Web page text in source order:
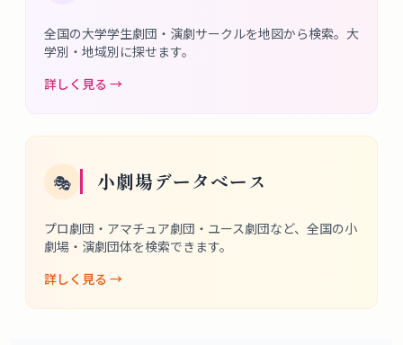
全国の大学学生劇団・演劇サークルを地図から検索。大
学別・地域別に探せます。
詳しく見る →
🎭 小劇場データベース
プロ劇団・アマチュア劇団・ユース劇団など、全国の小
劇場・演劇団体を検索できます。
詳しく見る →